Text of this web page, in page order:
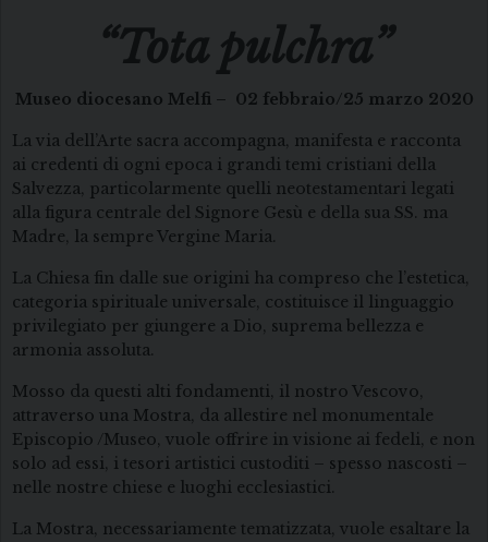
“Tota pulchra”
Museo diocesano Melfi – 02 febbraio/25 marzo 2020
La via dell’Arte sacra accompagna, manifesta e racconta
ai credenti di ogni epoca i grandi temi cristiani della
Salvezza, particolarmente quelli neotestamentari legati
alla figura centrale del Signore Gesù e della sua SS. ma
Madre, la sempre Vergine Maria.
La Chiesa fin dalle sue origini ha compreso che l’estetica,
categoria spirituale universale, costituisce il linguaggio
privilegiato per giungere a Dio, suprema bellezza e
armonia assoluta.
Mosso da questi alti fondamenti, il nostro Vescovo,
attraverso una Mostra, da allestire nel monumentale
Episcopio /Museo, vuole offrire in visione ai fedeli, e non
solo ad essi, i tesori artistici custoditi – spesso nascosti –
nelle nostre chiese e luoghi ecclesiastici.
La Mostra, necessariamente tematizzata, vuole esaltare la